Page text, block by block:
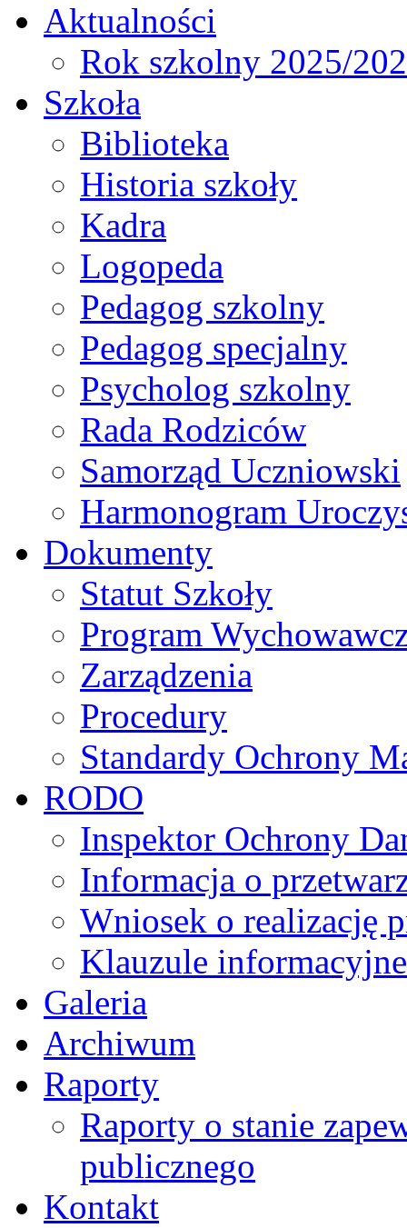
Aktualności
Rok szkolny 2025/
Szkoła
Biblioteka
Historia szkoły
Kadra
Logopeda
Pedagog szkolny
Pedagog specjalny
Psycholog szkolny
Rada Rodziców
Samorząd Uczniowski
Harmonogram
Dokumenty
Statut Szkoły
Program
Zarządzenia
Procedury
Standardy Ochrony
RODO
Inspektor Ochrony
Informacja o
Wniosek o realizację
Klauzule informacyjne
Galeria
Archiwum
Raporty
Raporty o stanie
publicznego
Kontakt